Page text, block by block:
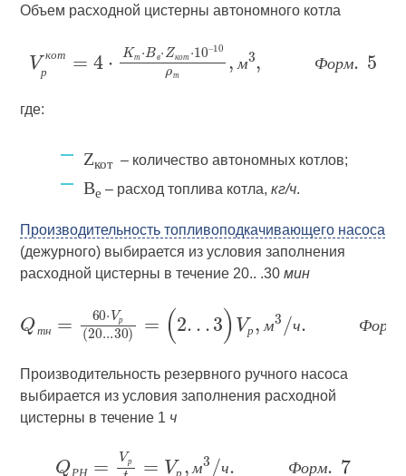
Объем расходной цистерны автономного котла
р
м Ф орм
где:
Zкот – количество автономных котлов;
Bе – расход топлива котла,кг/ч.
Производительность топливоподкачивающего насоса
(дежурного) выбирается из условия заполнения
расходной цистерны в течение 20.. .30мин
р
м ч Ф ор
Производительность резервного ручного насоса
выбирается из условия заполнения расходной
цистерны в течение 1 ч
м ч Ф о рм